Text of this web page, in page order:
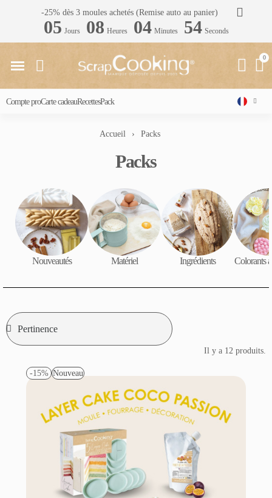
-25% dès 3 moules achetés (Remise auto au panier)
05 Jours 08 Heures 04 Minutes 53 Seconds
Compte proCarte cadeauRecettesPack
Accueil Packs
Packs
Nouveautés Matériel Ingrédients Colorants
Il y a 12 produits.
-15% Nouveau